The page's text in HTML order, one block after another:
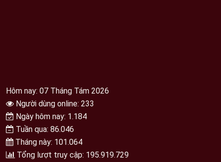
Hôm nay: 07 Tháng Tám 2026
Người dùng online: 233
Ngày hôm nay: 1.184
Tuần qua: 86.046
Tháng này: 101.064
Tổng lượt truy cập: 195.919.729